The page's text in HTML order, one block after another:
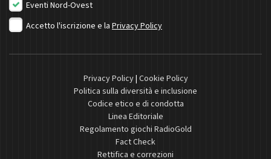
Eventi Nord-Ovest
Accetto l'iscrizione e la Privacy Policy
Privacy Policy| Cookie Policy
Politica sulla diversità e inclusione
Codice etico e di condotta
Linea Editoriale
Regolamento giochi RadioGold
Fact Check
Rettifica e correzioni